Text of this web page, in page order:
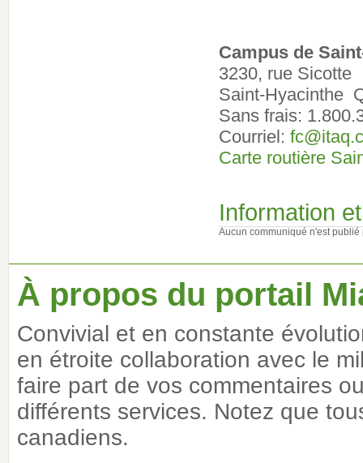
Campus de
3230, rue Sicotte
Saint-Hyacinthe
Sans frais:
Courriel:
Carte routière
Information
Aucun communiqué n'est publié
À propos du portail
Convivial et en constante
en étroite collaboration avec le
faire part de vos commentaires
différents services. Notez que
canadiens.